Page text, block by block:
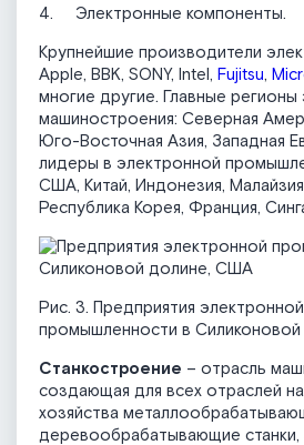
4. Электронные компоненты.
Крупнейшие производители
Apple, BBK, SONY, Intel, Fujitsu,
многие другие. Главные
машиностроения: Северная
Юго-Восточная Азия, Западная
лидеры в электронной
США, Китай, Индонезия,
Республика Корея, Франция,
Рис. 3. Предприятия электронной
промышленности в
Станкостроение – отрасль
создающая для всех отраслей
хозяйства
деревообрабатывающие станки,